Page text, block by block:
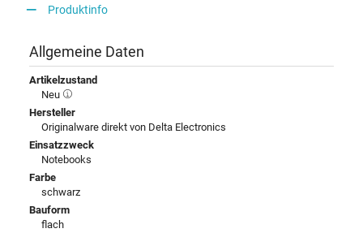
Produktinfo
Allgemeine Daten
Artikelzustand
Neu
Hersteller
Originalware direkt von Delta Electronics
Einsatzzweck
Notebooks
Farbe
schwarz
Bauform
flach